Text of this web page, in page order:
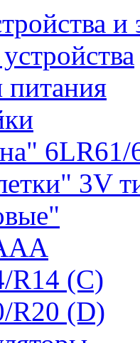
6LR61/
3V
R14 (C)
R20 (D)